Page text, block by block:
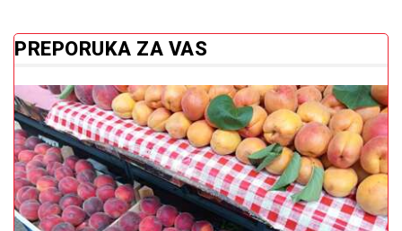
PREPORUKA ZA VAS